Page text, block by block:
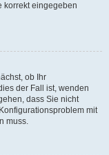
korrekt eingegeben
ob Ihr
der Fall ist, wenden
dass Sie nicht
mit
muss.